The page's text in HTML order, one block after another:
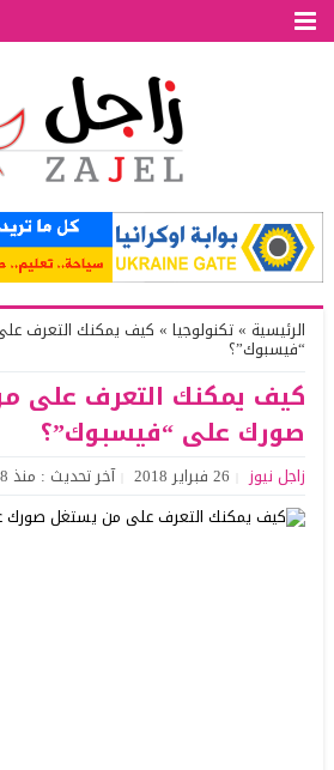
الرئيسية »تكنولوجيا »كيف يمكنك التعرف
“فيسبوك”؟
كيف يمكنك التعرف على
صورك على “فيسبوك”؟
زاجل نيوز 26 فبراير 2018 آخر تحديث : منذ 8 سنوات